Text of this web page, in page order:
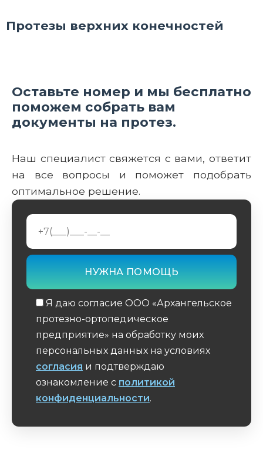
Протезы верхних конечностей
Оставьте номер и мы бесплатно
поможем собрать вам
документы на протез.
Наш специалист свяжется с вами, ответит
на все вопросы и поможет подобрать
оптимальное решение.
Я даю согласие ООО «Архангельское
протезно-ортопедическое
предприятие» на обработку моих
персональных данных на условиях
согласия и подтверждаю
ознакомление с политикой
конфиденциальности.